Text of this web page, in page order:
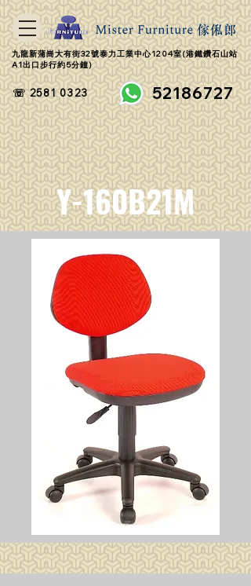
九龍新蒲崗大有街32號泰力工業中心1204室(港鐵鑽石山站
A1出口步行約5分鐘)
☏ 2581 0323 52186727
Y-160B21M